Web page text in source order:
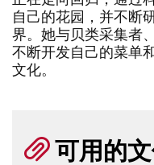
自己的花园，并不断
界。她与贝类采集者
不断开发自己的菜单
文化。
可用的